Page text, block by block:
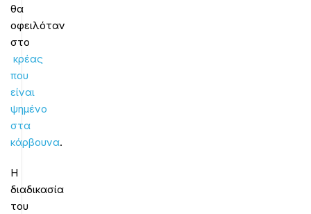
θα
οφειλόταν
στο
κρέας
που
είναι
ψημένο
στα
κάρβουνα.
Η
διαδικασία
του